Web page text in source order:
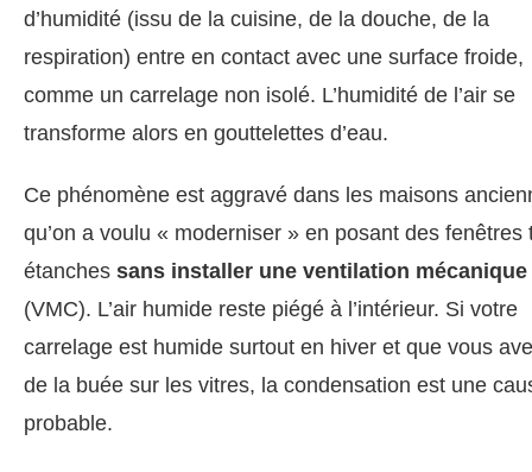
d’humidité (issu de la cuisine, de la douche, de la
respiration) entre en contact avec une surface froide,
comme un carrelage non isolé. L’humidité de l’air se
transforme alors en gouttelettes d’eau.
Ce phénomène est aggravé dans les maisons
qu’on a voulu « moderniser » en posant des fenêtres
étanches sans installer une ventilation mécanique
(VMC). L’air humide reste piégé à l’intérieur. Si votre
carrelage est humide surtout en hiver et que vous
de la buée sur les vitres, la condensation est une
probable.